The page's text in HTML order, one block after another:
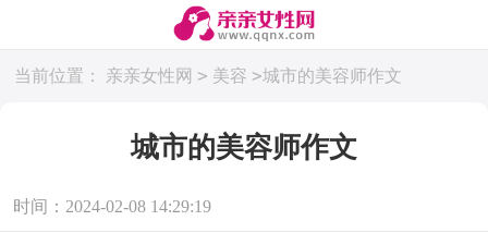
当前位置： 亲亲女性网 > 美容 >城市的美容师作文
城市的美容师作文
时间：2024-02-08 14:29:19